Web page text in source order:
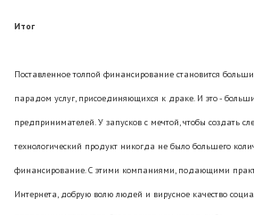
Итог
Поставленное толпой финансирование становится
парадом услуг, присоединяющихся к драке. И это -
предпринимателей. У запусков с мечтой, чтобы создать
технологический продукт никогда не было большего
финансирование. С этими компаниями, подающими
Интернета, добрую волю людей и вирусное качество